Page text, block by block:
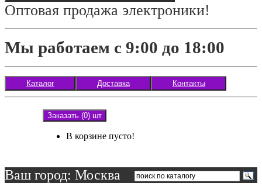
Оптовая продажа электроники!
Мы работаем с 9:00 до 18:00
Каталог Доставка Контакты
Заказать (0) шт
В корзине пусто!
Ваш город: Москва